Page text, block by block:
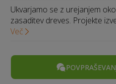
Ukvarjamo se z urejanjem
zasaditev dreves. Projekte
Več